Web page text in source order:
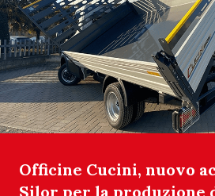
Officine Cucini, nuovo
Silor per la produzione